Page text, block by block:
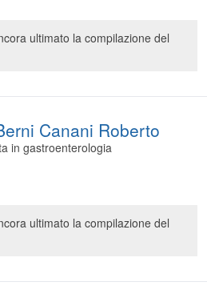
ultimato la compilazione del
Canani Roberto
in gastroenterologia
ultimato la compilazione del